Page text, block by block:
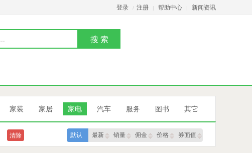
登录 / 注册 | 帮助中心 | 新闻资讯
家装 家居 家电 汽车 服务 图书 其它
清除 默认 最新 销量 佣金 价格 券面值